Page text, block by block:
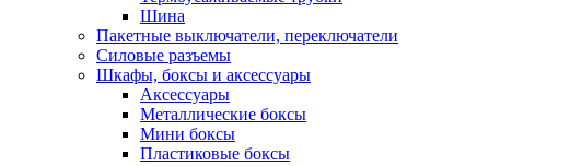
Шина
Пакетные выключатели, переключатели
Силовые разъемы
Шкафы, боксы и аксессуары
Аксессуары
Металлические боксы
Мини боксы
Пластиковые боксы